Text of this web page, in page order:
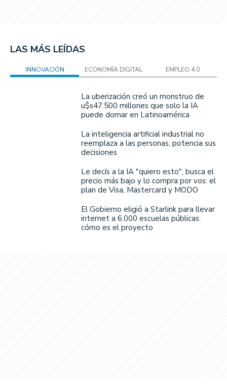
LAS MÁS LEÍDAS
INNOVACIÓN ECONOMÍA DIGITAL EMPLEO 4.0
La uberización creó un monstruo de
u$s47.500 millones que solo la IA
puede domar en Latinoamérica
La inteligencia artificial industrial no
reemplaza a las personas, potencia sus
decisiones
Le decís a la IA "quiero esto", busca el
precio más bajo y lo compra por vos: el
plan de Visa, Mastercard y MODO
El Gobierno eligió a Starlink para llevar
internet a 6.000 escuelas públicas:
cómo es el proyecto